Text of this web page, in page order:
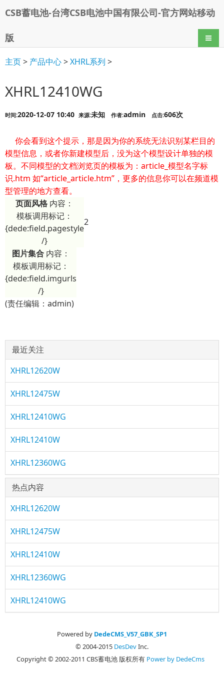
CSB蓄电池-台湾CSB电池中国有限公司-官方网站移动
版 导航
主页> 产品中心>XHRL系列 >
XHRL12410WG
时间:2020-12-07 10:40 来源:未知 作者:admin 点击:606次
你会看到这个提示，那是因为你的系统无法识别某栏目的
模型信息，或者你新建模型后，没为这个模型设计单独的模
板。不同模型的文档浏览页的模板为：article_模型名字标
识.htm 如“article_article.htm”，更多的信息你可以在频道模
型管理的地方查看。
页面风格 内容：
模板调用标记：
{dede:field.pagestyle
/}
2
图片集合内容：
模板调用标记：
{dede:field.imgurls
/}
(责任编辑：admin)
最近关注
XHRL12620W
XHRL12475W
XHRL12410WG
XHRL12410W
XHRL12360WG
热点内容
XHRL12620W
XHRL12475W
XHRL12410W
XHRL12360WG
XHRL12410WG
Powered by DedeCMS_V57_GBK_SP1
© 2004-2015 DesDevInc.
Copyright © 2002-2011 CBS蓄电池 版权所有 Power by DedeCms